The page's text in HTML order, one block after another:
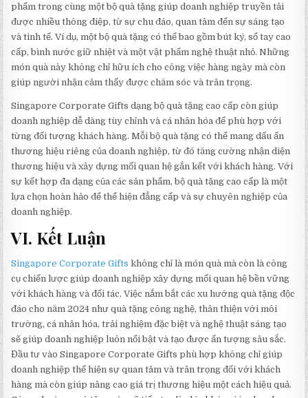
phẩm trong cùng một bộ quà tặng giúp doanh nghiệp truyền tải
được nhiều thông điệp, từ sự chu đáo, quan tâm đến sự sáng tạo
và tinh tế. Ví dụ, một bộ quà tặng có thể bao gồm bút ký, sổ tay cao
cấp, bình nước giữ nhiệt và một vật phẩm nghệ thuật nhỏ. Những
món quà này không chỉ hữu ích cho công việc hàng ngày mà còn
giúp người nhận cảm thấy được chăm sóc và trân trọng.
Singapore Corporate Gifts dạng bộ quà tặng cao cấp còn giúp
doanh nghiệp dễ dàng tùy chỉnh và cá nhân hóa để phù hợp với
từng đối tượng khách hàng. Mỗi bộ quà tặng có thể mang dấu ấn
thương hiệu riêng của doanh nghiệp, từ đó tăng cường nhận diện
thương hiệu và xây dựng mối quan hệ gắn kết với khách hàng. Với
sự kết hợp đa dạng của các sản phẩm, bộ quà tặng cao cấp là một
lựa chọn hoàn hảo để thể hiện đẳng cấp và sự chuyên nghiệp của
doanh nghiệp.
VI. Kết Luận
Singapore Corporate Gifts không chỉ là món quà mà còn là công
cụ chiến lược giúp doanh nghiệp xây dựng mối quan hệ bền vững
với khách hàng và đối tác. Việc nắm bắt các xu hướng quà tặng độc
đáo cho năm 2024 như quà tặng công nghệ, thân thiện với môi
trường, cá nhân hóa, trải nghiệm đặc biệt và nghệ thuật sáng tạo
sẽ giúp doanh nghiệp luôn nổi bật và tạo được ấn tượng sâu sắc.
Đầu tư vào Singapore Corporate Gifts phù hợp không chỉ giúp
doanh nghiệp thể hiện sự quan tâm và trân trọng đối với khách
hàng mà còn giúp nâng cao giá trị thương hiệu một cách hiệu quả.